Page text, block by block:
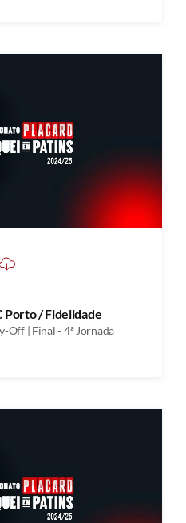
Porto / Fidelidade
Off | Final - 4ª Jornada